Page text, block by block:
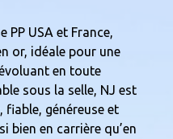
PP USA et France,
or, idéale pour une
en toute
sous la selle, NJ est
fiable, généreuse et
bien en carrière qu’en